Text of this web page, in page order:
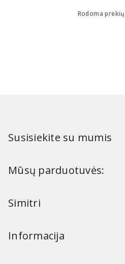
Rodoma
Susisiekite su mumis
Mūsų parduotuvės:
Simitri
Informacija